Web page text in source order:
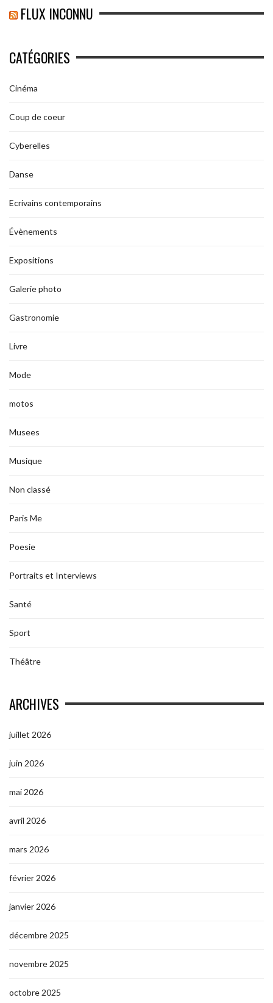
FLUX INCONNU
CATÉGORIES
Cinéma
Coup de coeur
Cyberelles
Danse
Ecrivains contemporains
Évènements
Expositions
Galerie photo
Gastronomie
Livre
Mode
motos
Musees
Musique
Non classé
Paris Me
Poesie
Portraits et Interviews
Santé
Sport
Théâtre
ARCHIVES
juillet 2026
juin 2026
mai 2026
avril 2026
mars 2026
février 2026
janvier 2026
décembre 2025
novembre 2025
octobre 2025